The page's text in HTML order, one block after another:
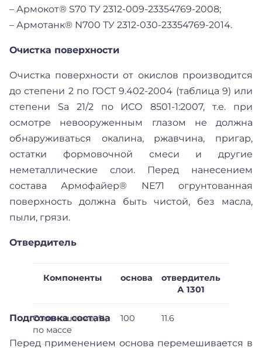
– Армокот® S70 ТУ 2312-009-23354769-2008;
– Армотанк® N700 ТУ 2312-030-23354769-2014.
Очистка поверхности
Очистка поверхности от окислов производится
до степени 2 по ГОСТ 9.402-2004 (таблица 9) или
степени Sa 21/2 по ИСО 8501-1:2007, т.е. при
осмотре невооруженным глазом не должна
обнаруживаться окалина, ржавчина, пригар,
остатки формовочной смеси и другие
неметаллические слои. Перед нанесением
состава Армофайер® NE71 огрунтованная
поверхность должна быть чистой, без масла,
пыли, грязи.
Отвердитель
Компоненты основа
отвердитель
А 1301
Соотношение, %,
по массе
100 11.6
Подготовка состава
Перед применением основа перемешивается в